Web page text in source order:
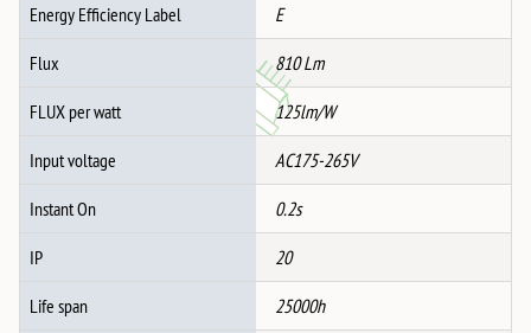
Energy Efficiency Label E
Flux 810 Lm
FLUX per watt 125lm/W
Input voltage AC175-265V
Instant On 0.2s
IP 20
Life span 25000h